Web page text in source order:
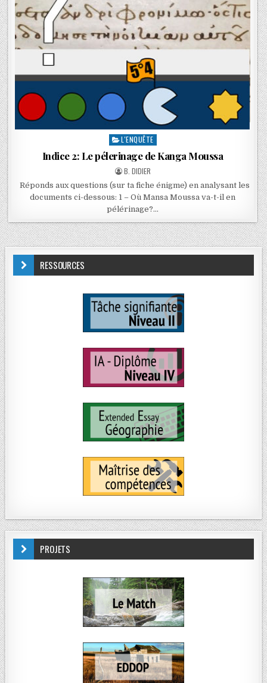
L'ENQUÊTE
Indice 2: Le pélerinage de Kanga Moussa
B. DIDIER
Réponds aux questions (sur ta fiche énigme) en analysant les
documents ci-dessous: 1 – Où Mansa Moussa va-t-il en
pélérinage?…
RESSOURCES
PROJETS